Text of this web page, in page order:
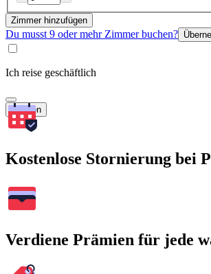
Zimmer hinzufügen
Du musst 9 oder mehr Zimmer buchen?
Ich reise geschäftlich
Suchen
Kostenlose Stornierung bei
Verdiene Prämien für jede